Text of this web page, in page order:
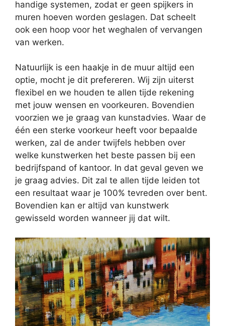
handige systemen, zodat er geen spijkers in
muren hoeven worden geslagen. Dat scheelt
ook een hoop voor het weghalen of vervangen
van werken.
Natuurlijk is een haakje in de muur altijd een
optie, mocht je dit prefereren. Wij zijn uiterst
flexibel en we houden te allen tijde rekening
met jouw wensen en voorkeuren. Bovendien
voorzien we je graag van kunstadvies. Waar de
één een sterke voorkeur heeft voor bepaalde
werken, zal de ander twijfels hebben over
welke kunstwerken het beste passen bij een
bedrijfspand of kantoor. In dat geval geven we
je graag advies. Dit zal te allen tijde leiden tot
een resultaat waar je 100% tevreden over bent.
Bovendien kan er altijd van kunstwerk
gewisseld worden wanneer jij dat wilt.